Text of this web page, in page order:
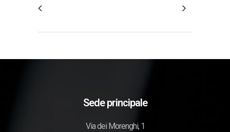
Sede principale
Via dei Morenghi, 1